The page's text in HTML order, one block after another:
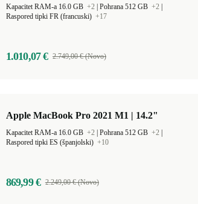
Kapacitet RAM-a 16.0 GB +2 Pohrana 512 GB +2
Raspored tipki FR (francuski) +17
1.010,07 € 2.749,00 € (Novo)
Apple MacBook Pro 2021 M1 | 14.2"
Kapacitet RAM-a 16.0 GB +2 Pohrana 512 GB +2
Raspored tipki ES (španjolski) +10
869,99 € 2.249,00 € (Novo)